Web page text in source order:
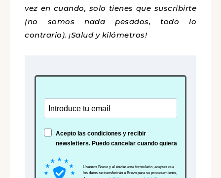
vez en cuando, solo tienes que suscribirte
(no somos nada pesados, todo lo
contrario). ¡Salud y kilómetros!